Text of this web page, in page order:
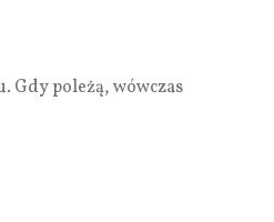
Gdy poleżą, wówczas